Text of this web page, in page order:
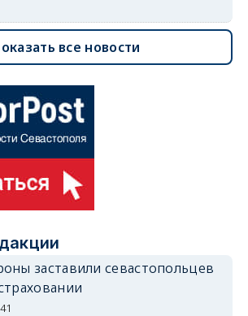
все новости
заставили севастопольцев